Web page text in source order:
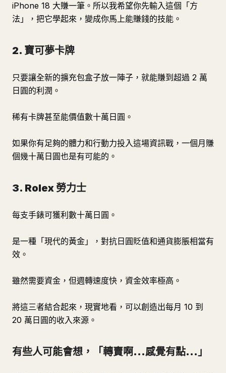
iPhone 18 大賺一筆。所以我希望你先輸入這個「方
法」，把它學起來，變成你馬上能賺錢的技能。
2. 寶可夢卡牌
只要讓全新的擴充包盒子放一陣子，就能賺到超過 2 萬
日圓的利潤。
稀有卡牌甚至能價值數十萬日圓。
如果你有足夠的體力和行動力投入這場資訊戰，一個月賺
個幾十萬日圓也是有可能的。
3. Rolex 勞力士
每支手錶可獲利數十萬日圓。
是一種「現代的黃金」，對抗日圓貶值和通貨膨脹相當有
效。
雖然需要資金，但週轉速度快，資金效率極高。
將這三者結合起來，現實地看，可以創造出每月 10 到
20 萬日圓的收入來源。
有些人可能會想，「轉賣啊...感覺有點...」